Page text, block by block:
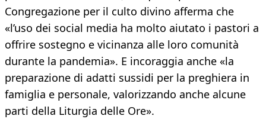
Congregazione per il culto divino afferma che
«l’uso dei social media ha molto aiutato i pastori a
offrire sostegno e vicinanza alle loro comunità
durante la pandemia». E incoraggia anche «la
preparazione di adatti sussidi per la preghiera in
famiglia e personale, valorizzando anche alcune
parti della Liturgia delle Ore».